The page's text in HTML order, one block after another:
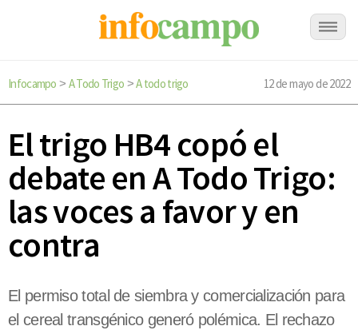
Infocampo > A Todo Trigo >A todo trigo 12 de mayo de 2022
El trigo HB4 copó el
debate en A Todo Trigo:
las voces a favor y en
contra
El permiso total de siembra y comercialización para
el cereal transgénico generó polémica. El rechazo